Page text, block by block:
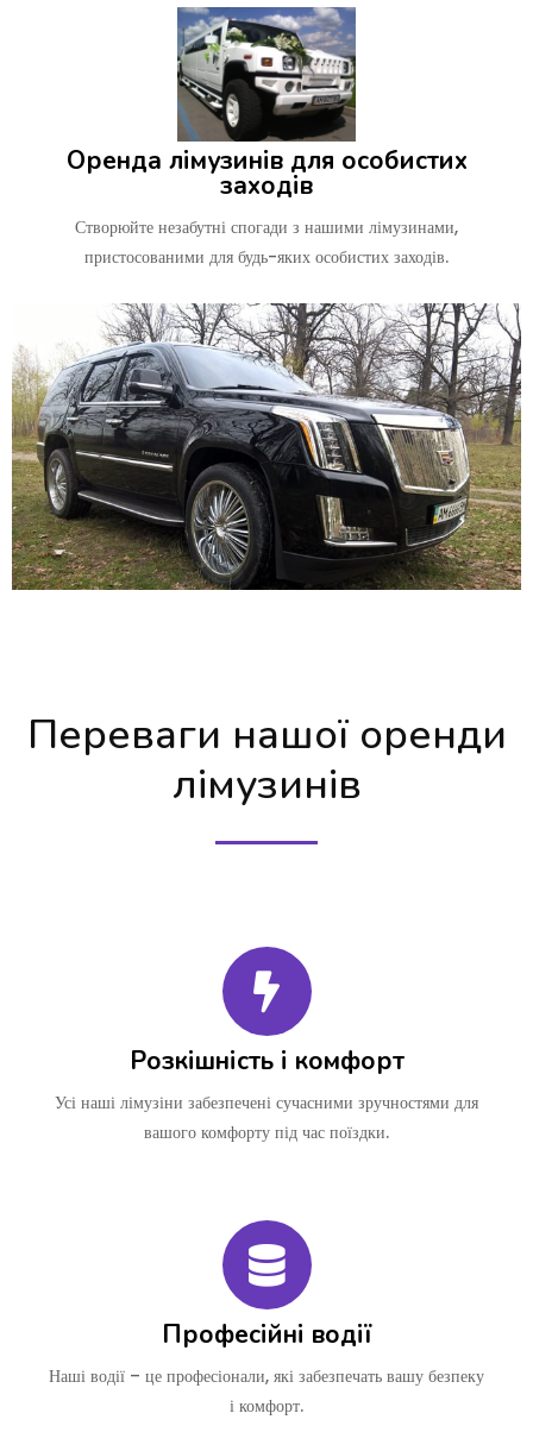
Оренда лімузинів для особистих
заходів
Створюйте незабутні спогади з нашими лімузинами,
пристосованими для будь-яких особистих заходів.
Переваги нашої оренди
лімузинів
Розкішність і комфорт
Усі наші лімузіни забезпечені сучасними зручностями для
вашого комфорту під час поїздки.
Професійні водії
Наші водії – це професіонали, які забезпечать вашу безпеку
і комфорт.